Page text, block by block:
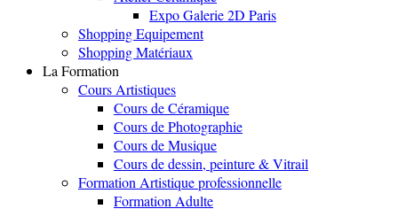
Expo Galerie 2D Paris
Shopping Equipement
Shopping Matériaux
La Formation
Cours Artistiques
Cours de Céramique
Cours de Photographie
Cours de Musique
Cours de dessin, peinture & Vitrail
Formation Artistique professionnelle
Formation Adulte